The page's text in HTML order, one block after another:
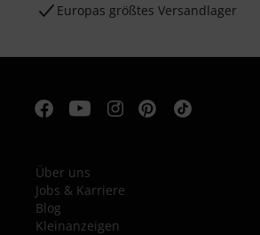
Europas größtes Versandlager
Über uns
Jobs & Karriere
Blog
Kleinanzeigen